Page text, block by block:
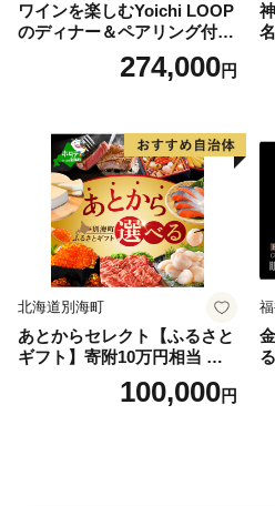
ワインを楽しむYoichi LOOP
のディナー＆ペアリング付宿
泊プラン＜デラックスツイン
274,000円
北海道別海町
あとからセレクト【ふるさと
ギフト】寄附10万円相当 あ
とから選べる！ ギフト いく
ら ほたて 海鮮 牛肉 別海町
100,000円